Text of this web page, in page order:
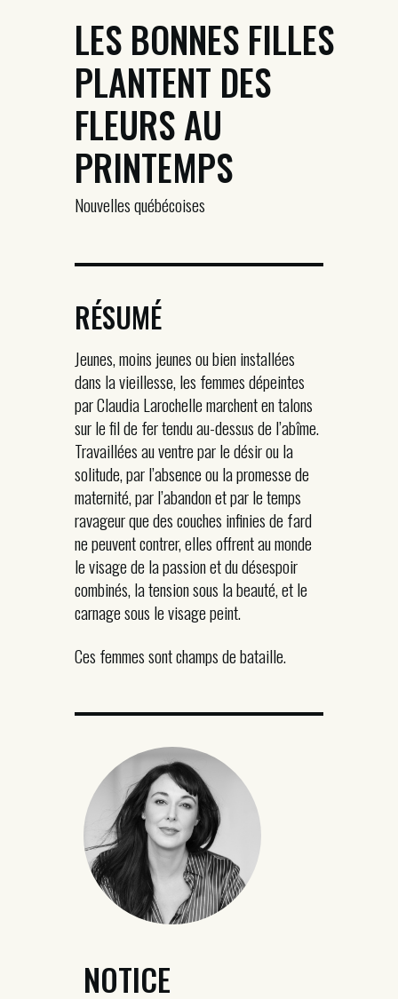
LES BONNES FILLES
PLANTENT DES
FLEURS AU
PRINTEMPS
Nouvelles québécoises
RÉSUMÉ
Jeunes, moins jeunes ou bien installées
dans la vieillesse, les femmes dépeintes
par Claudia Larochelle marchent en talons
sur le fil de fer tendu au-dessus de l’abîme.
Travaillées au ventre par le désir ou la
solitude, par l’absence ou la promesse de
maternité, par l’abandon et par le temps
ravageur que des couches infinies de fard
ne peuvent contrer, elles offrent au monde
le visage de la passion et du désespoir
combinés, la tension sous la beauté, et le
carnage sous le visage peint.
Ces femmes sont champs de bataille.
NOTICE